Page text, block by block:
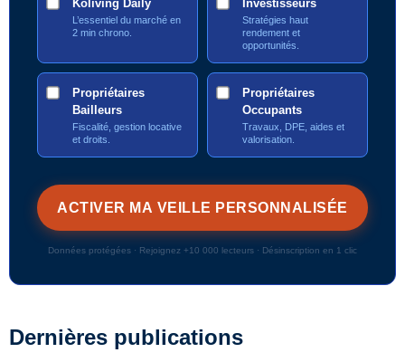
Koliving Daily
L’essentiel du marché en
2 min chrono.
Investisseurs
Stratégies haut
rendement et
opportunités.
Propriétaires
Bailleurs
Fiscalité, gestion locative
et droits.
Propriétaires
Occupants
Travaux, DPE, aides et
valorisation.
Données protégées · Rejoignez +10 000 lecteurs · Désinscription en 1 clic
Dernières publications